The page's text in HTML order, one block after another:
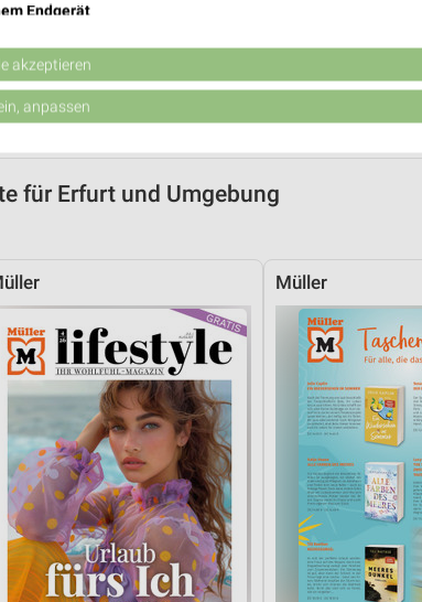
für Erfurt und Umgebung
Müller
Endgerät
Inhalte
von Daten aus verschiedenen
identifizieren
akzeptieren
anpassen